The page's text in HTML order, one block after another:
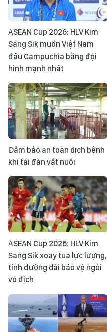
ASEAN Cup 2026: HLV Kim
Sang Sik muốn Việt Nam
đấu Campuchia bằng đội
hình mạnh nhất
Đảm bảo an toàn dịch bệnh
khi tái đàn vật nuôi
ASEAN Cup 2026: HLV Kim
Sang Sik xoay tua lực lượng,
tính đường dài bảo vệ ngôi
vô địch